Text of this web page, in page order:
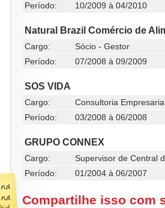
Período:
10/2009 à 04/2010
Natural Brazil Comércio de
Cargo:
Sócio - Gestor
Período:
07/2008 à 09/2009
SOS VIDA
Cargo:
Consultoria
Período:
03/2008 à 06/2008
GRUPO CONNEX
Cargo:
Supervisor de Central
Período:
01/2004 à 06/2007
Compartilhe isso com